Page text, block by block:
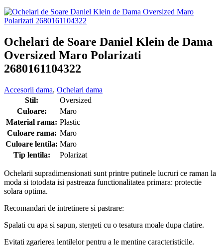
Ochelari de Soare Daniel Klein de Dama
Oversized Maro Polarizati
2680161104322
Accesorii dama, Ochelari dama
Stil:
Oversized
Culoare:
Maro
Material rama: Plastic
Culoare rama: Maro
Culoare lentila: Maro
Tip lentila:
Polarizat
Ochelarii supradimensionati sunt printre putinele lucruri ce raman la
moda si totodata isi pastreaza functionalitatea primara: protectie
solara optima.
Recomandari de intretinere si pastrare:
Spalati cu apa si sapun, stergeti cu o tesatura moale dupa clatire.
Evitati zgarierea lentilelor pentru a le mentine caracteristicile.